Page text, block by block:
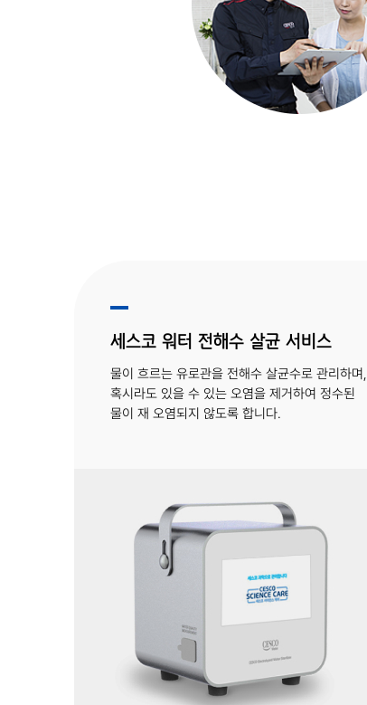
세스코 워터 전해수 살균 서비스
물이 흐르는 유로관을 전해수 살균수로 관리하며,
혹시라도 있을 수 있는 오염을 제거하여 정수된
물이 재 오염되지 않도록 합니다.